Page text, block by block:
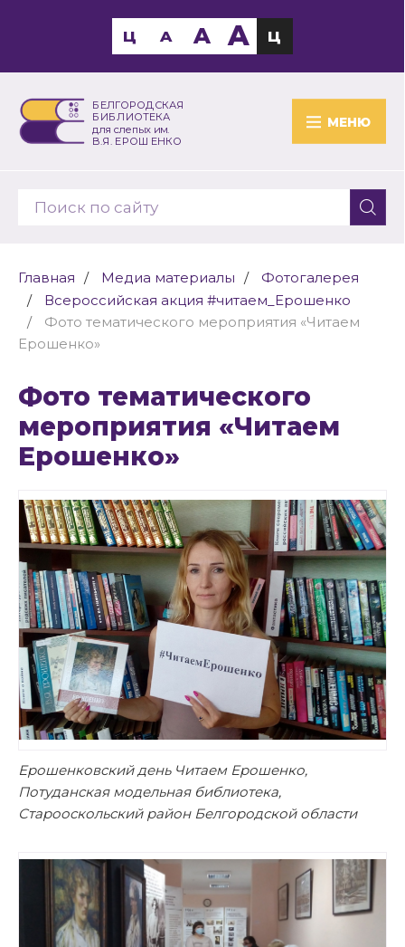
БЕЛГОРОДСКАЯ
БИБЛИОТЕКА
для слепых им.
В.Я. ЕРОШЕНКО
МЕНЮ
Ц A A A Ц
Главная Медиа материалы
Фотогалерея
Всероссийская акция #читаем_Ерошенко
Фото тематического мероприятия «Читаем
Ерошенко»
Фото тематического
мероприятия «Читаем
Ерошенко»
Ерошенковский день Читаем Ерошенко,
Потуданская модельная библиотека,
Старооскольский район Белгородской области